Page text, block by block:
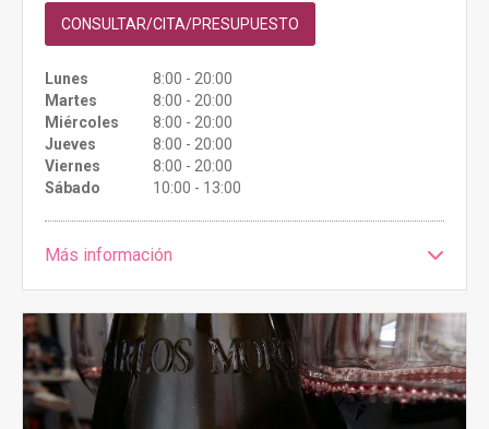
CONSULTAR/CITA/PRESUPUESTO
Lunes
8:00 - 20:00
Martes
8:00 - 20:00
Miércoles
8:00 - 20:00
Jueves
8:00 - 20:00
Viernes
8:00 - 20:00
Sábado
10:00 - 13:00
Más información